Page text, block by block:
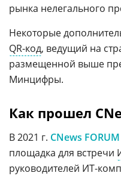
рынка нелегального
Некоторые
QR-код, ведущий на
размещенной выше
Минцифры.
Как прошел
В 2021 г. CNews FORUM
площадка для встречи
руководителей ИТ-